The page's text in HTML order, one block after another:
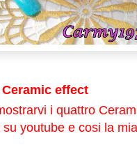
effect
i quattro
youtube e cosi la